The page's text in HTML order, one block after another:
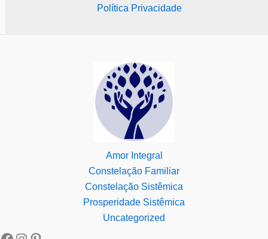
Política Privacidade
Amor Integral
Constelação Familiar
Constelação Sistêmica
Prosperidade Sistêmica
Uncategorized